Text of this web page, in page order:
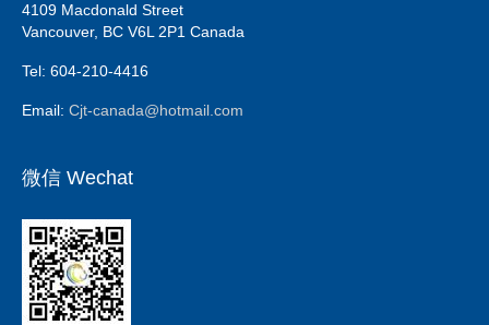
4109 Macdonald Street
Vancouver, BC V6L 2P1 Canada
Tel: 604-210-4416
Email: Cjt-canada@hotmail.com
微信 Wechat